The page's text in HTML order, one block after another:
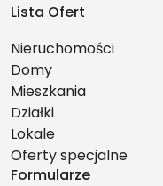
Lista Ofert
Nieruchomości
Domy
Mieszkania
Działki
Lokale
Oferty specjalne
Formularze